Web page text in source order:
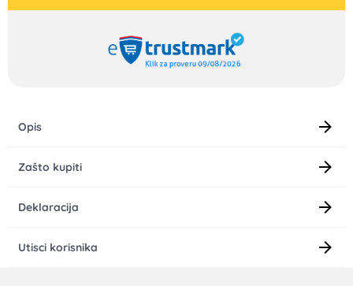
Opis
Zašto kupiti
Deklaracija
Utisci korisnika